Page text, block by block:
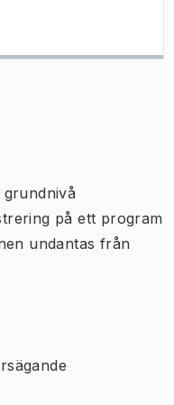
på ett program
undantas från